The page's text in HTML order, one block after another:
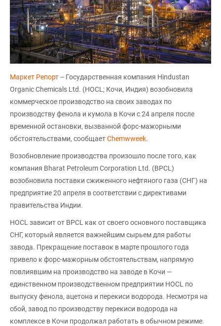
Маркет Репорт-- Государственная компания Hindustan
Organic Chemicals Ltd. (HOCL; Кочи, Индия) возобновила
коммерческое производство на своих заводах по
производству фенола и кумола в Кочи с 24 апреля после
временной остановки, вызванной форс-мажорными
обстоятельствами, сообщаетChemwweek.
Возобновление производства произошло после того, как
компания Bharat Petroleum Corporation Ltd. (BPCL)
возобновила поставки сжиженного нефтяного газа (СНГ) на
предприятие 20 апреля в соответствии с директивами
правительства Индии.
HOCL зависит от BPCL как от своего основного поставщика
СНГ, который является важнейшим сырьем для работы
завода. Прекращение поставок в марте прошлого года
привело к форс-мажорным обстоятельствам, напрямую
повлиявшим на производство на заводе в Кочи —
единственном производственном предприятии HOCL по
выпуску фенола, ацетона и перекиси водорода. Несмотря на
сбой, завод по производству перекиси водорода на
комплексе в Кочи продолжал работать в обычном режиме.